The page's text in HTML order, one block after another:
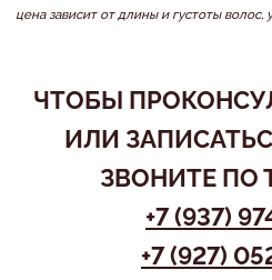
цена зависит от длины и густоты волос,
ЧТОБЫ
ИЛИ
ЗВОНИТЕ ПО
+7 (937)
+7 (927)